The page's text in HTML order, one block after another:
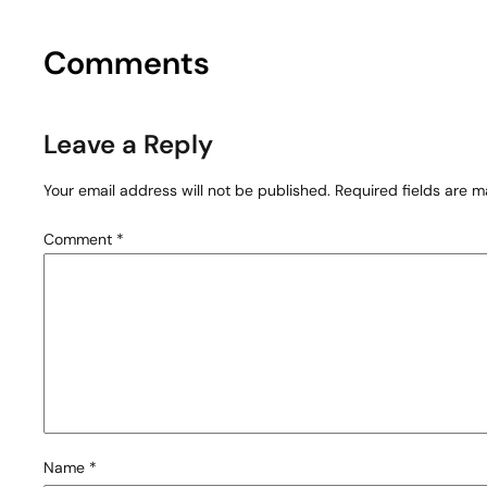
Comments
Leave a Reply
Your email address will not be published. Required fields are
Comment *
Name *